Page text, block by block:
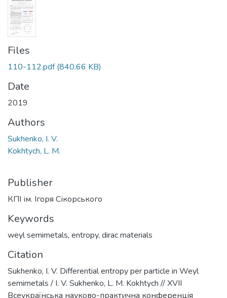
Files
110-112.pdf(840.66 KB)
Date
2019
Authors
Sukhenko, I. V.
Kokhtych, L. M.
Publisher
КПІ ім. Ігоря Сікорського
Keywords
weyl semimetals, entropy, dirac materials
Citation
Sukhenko, I. V. Differential entropy per particle in Weyl
semimetals / I. V. Sukhenko, L. M. Kokhtych // XVII
Всеукраїнська науково-практична конференцiя